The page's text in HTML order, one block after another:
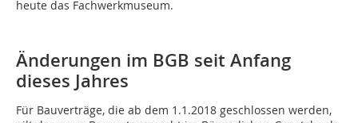
heute das Fachwerkmuseum.
Änderungen im BGB seit Anfang
dieses Jahres
Für Bauverträge, die ab dem 1.1.2018 geschlossen werden,